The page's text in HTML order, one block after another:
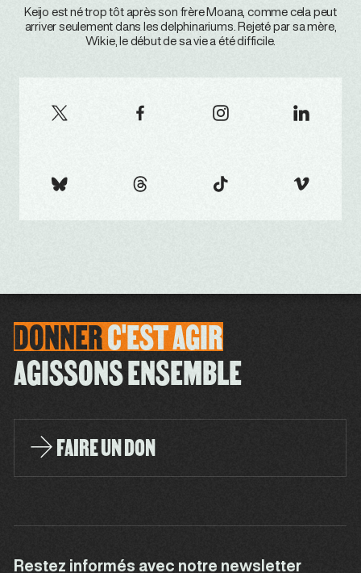
Keijo est né trop tôt après son frère Moana, comme cela peut
arriver seulement dans les delphinariums. Rejeté par sa mère,
Wikie, le début de sa vie a été difficile.
DONNERC'ESTAGIR
AGISSONS ENSEMBLE
FAIRE UN DON
Restez informés avec notre newsletter